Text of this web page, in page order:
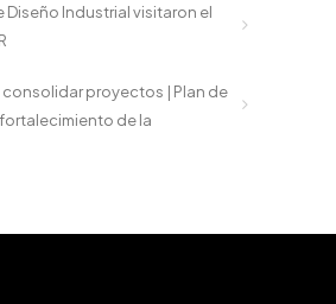
Diseño Industrial visitaron el
consolidar proyectos | Plan de
de la